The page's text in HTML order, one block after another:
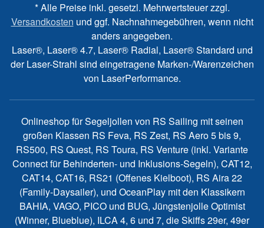
* Alle Preise inkl. gesetzl. Mehrwertsteuer zzgl.
Versandkosten und ggf. Nachnahmegebühren, wenn nicht
anders angegeben.
Laser®, Laser® 4.7, Laser® Radial, Laser® Standard und
der Laser-Strahl sind eingetragene Marken-/Warenzeichen
von LaserPerformance.
Onlineshop für Segeljollen von RS Sailing mit seinen
großen Klassen RS Feva, RS Zest, RS Aero 5 bis 9,
RS500, RS Quest, RS Toura, RS Venture (inkl. Variante
Connect für Behinderten- und Inklusions-Segeln), CAT12,
CAT14, CAT16, RS21 (Offenes Kielboot), RS Aira 22
(Family-Daysailer), und OceanPlay mit den Klassikern
BAHIA, VAGO, PICO und BUG, Jüngstenjolle Optimist
(Winner, Blueblue), ILCA 4, 6 und 7, die Skiffs 29er, 49er